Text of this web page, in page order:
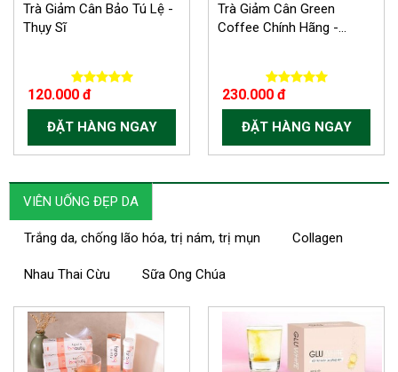
Trà Giảm Cân Bảo Tú Lệ -
Thụy Sĩ
120.000 đ
ĐẶT HÀNG NGAY
Trà Giảm Cân Green
Coffee Chính Hãng -...
230.000 đ
ĐẶT HÀNG NGAY
VIÊN UỐNG ĐẸP DA
Trắng da, chống lão hóa, trị nám, trị mụn Collagen
Nhau Thai Cừu Sữa Ong Chúa